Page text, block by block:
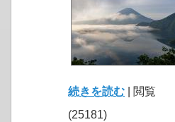
続きを読む | 閲覧
(25181)